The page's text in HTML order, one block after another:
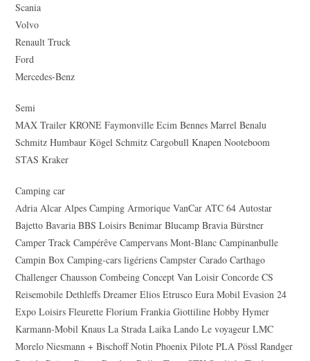
Scania
Volvo
Renault Truck
Ford
Mercedes-Benz
Semi
MAX Trailer KRONE Faymonville Ecim Bennes Marrel Benalu
Schmitz Humbaur Kögel Schmitz Cargobull Knapen Nooteboom
STAS Kraker
Camping car
Adria Alcar Alpes Camping Armorique VanCar ATC 64 Autostar
Bajetto Bavaria BBS Loisirs Benimar Blucamp Bravia Bürstner
Camper Track Campérêve Campervans Mont-Blanc Campinanbulle
Campin Box Camping-cars ligériens Campster Carado Carthago
Challenger Chausson Combeing Concept Van Loisir Concorde CS
Reisemobile Dethleffs Dreamer Elios Etrusco Eura Mobil Evasion 24
Expo Loisirs Fleurette Florium Frankia Giottiline Hobby Hymer
Karmann-Mobil Knaus La Strada Laika Lando Le voyageur LMC
Morelo Niesmann + Bischoff Notin Phoenix Pilote PLA Pössl Randger